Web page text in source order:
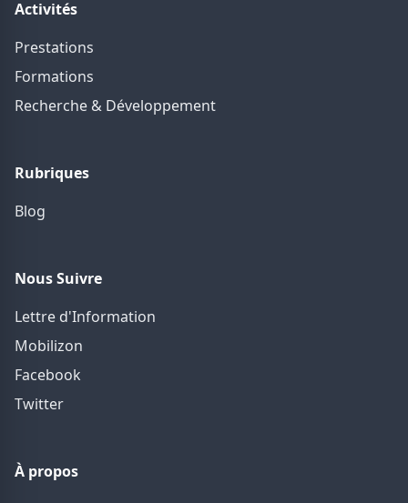
Activités
Prestations
Formations
Recherche & Développement
Rubriques
Blog
Nous Suivre
Lettre d'Information
Mobilizon
Facebook
Twitter
À propos